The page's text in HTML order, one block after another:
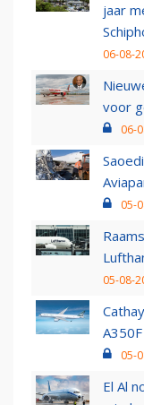
jaar
06-08-
voor
06-
05-
05-08-
05-
El Al